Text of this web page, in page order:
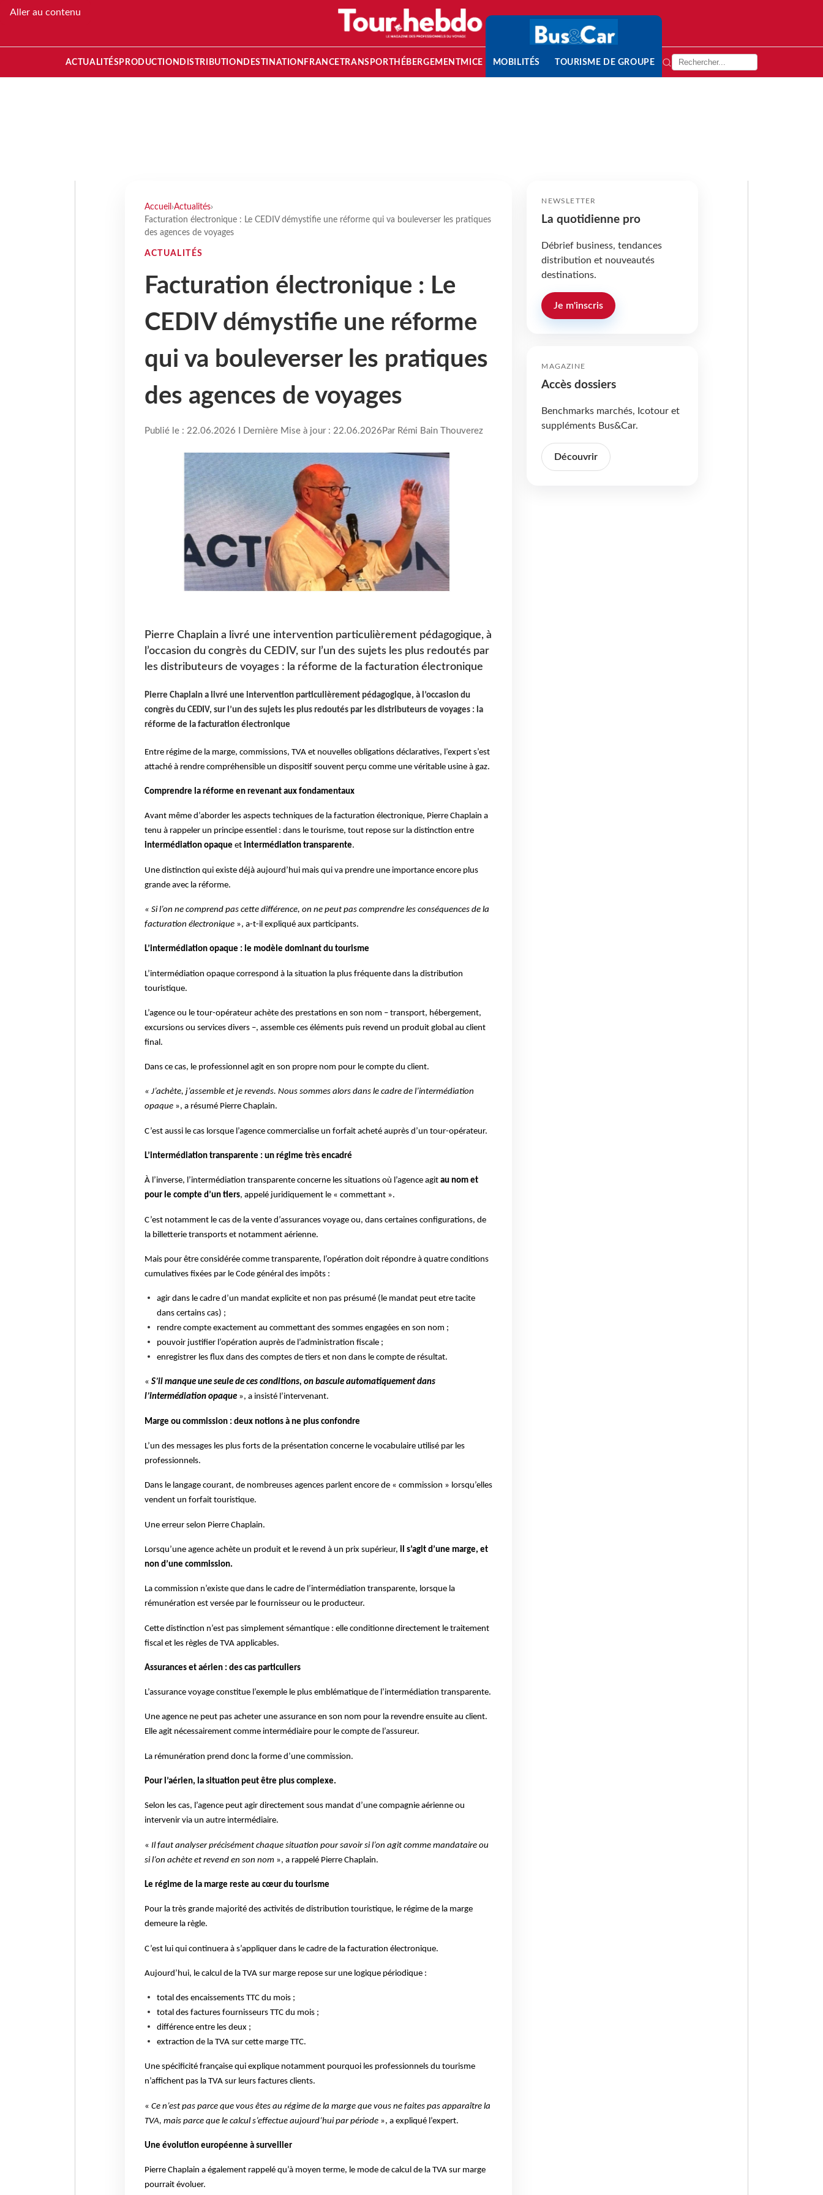
Aller au contenu
ACTUALITÉS PRODUCTION DISTRIBUTION DESTINATION FRANCETRANSPORT HÉBERGEMENTMICE MOBILITÉS TOURISME DE GROUPE
Accueil ›Actualités›
Facturation électronique : Le CEDIV démystifie une réforme qui va bouleverser les pratiques
des agences de voyages
ACTUALITÉS
Facturation électronique : Le
CEDIV démystifie une réforme
qui va bouleverser les pratiques
des agences de voyages
Publié le : 22.06.2026 I Dernière Mise à jour : 22.06.2026 Par Rémi Bain Thouverez
Pierre Chaplain a livré une intervention particulièrement pédagogique, à
l’occasion du congrès du CEDIV, sur l’un des sujets les plus redoutés par
les distributeurs de voyages : la réforme de la facturation électronique
Pierre Chaplain a livré une intervention particulièrement pédagogique, à l’occasion du
congrès du CEDIV, sur l’un des sujets les plus redoutés par les distributeurs de voyages : la
réforme de la facturation électronique
Entre régime de la marge, commissions, TVA et nouvelles obligations déclaratives, l’expert s’est
attaché à rendre compréhensible un dispositif souvent perçu comme une véritable usine à gaz.
Comprendre la réforme en revenant aux fondamentaux
Avant même d’aborder les aspects techniques de la facturation électronique, Pierre Chaplain a
tenu à rappeler un principe essentiel : dans le tourisme, tout repose sur la distinction entre
intermédiation opaque et intermédiation transparente.
Une distinction qui existe déjà aujourd’hui mais qui va prendre une importance encore plus
grande avec la réforme.
« Si l’on ne comprend pas cette différence, on ne peut pas comprendre les conséquences de la
facturation électronique», a-t-il expliqué aux participants.
L’intermédiation opaque : le modèle dominant du tourisme
L’intermédiation opaque correspond à la situation la plus fréquente dans la distribution
touristique.
L’agence ou le tour-opérateur achète des prestations en son nom – transport, hébergement,
excursions ou services divers –, assemble ces éléments puis revend un produit global au client
final.
Dans ce cas, le professionnel agit en son propre nom pour le compte du client.
« J’achète, j’assemble et je revends. Nous sommes alors dans le cadre de l’intermédiation
opaque», a résumé Pierre Chaplain.
C’est aussi le cas lorsque l’agence commercialise un forfait acheté auprès d’un tour-opérateur.
L’intermédiation transparente : un régime très encadré
À l’inverse, l’intermédiation transparente concerne les situations où l’agence agit au nom et
pour le compte d’un tiers, appelé juridiquement le « commettant ».
C’est notamment le cas de la vente d’assurances voyage ou, dans certaines configurations, de
la billetterie transports et notamment aérienne.
Mais pour être considérée comme transparente, l’opération doit répondre à quatre conditions
cumulatives fixées par le Code général des impôts :
agir dans le cadre d’un mandat explicite et non pas présumé (le mandat peut etre tacite
dans certains cas) ;
rendre compte exactement au commettant des sommes engagées en son nom ;
pouvoir justifier l’opération auprès de l’administration fiscale ;
enregistrer les flux dans des comptes de tiers et non dans le compte de résultat.
« S’il manque une seule de ces conditions, on bascule automatiquement dans
l’intermédiation opaque», a insisté l’intervenant.
Marge ou commission : deux notions à ne plus confondre
L’un des messages les plus forts de la présentation concerne le vocabulaire utilisé par les
professionnels.
Dans le langage courant, de nombreuses agences parlent encore de « commission » lorsqu’elles
vendent un forfait touristique.
Une erreur selon Pierre Chaplain.
Lorsqu’une agence achète un produit et le revend à un prix supérieur, il s’agit d’une marge, et
non d’une commission.
La commission n’existe que dans le cadre de l’intermédiation transparente, lorsque la
rémunération est versée par le fournisseur ou le producteur.
Cette distinction n’est pas simplement sémantique : elle conditionne directement le traitement
fiscal et les règles de TVA applicables.
Assurances et aérien : des cas particuliers
L’assurance voyage constitue l’exemple le plus emblématique de l’intermédiation transparente.
Une agence ne peut pas acheter une assurance en son nom pour la revendre ensuite au client.
Elle agit nécessairement comme intermédiaire pour le compte de l’assureur.
La rémunération prend donc la forme d’une commission.
Pour l’aérien, la situation peut être plus complexe.
Selon les cas, l’agence peut agir directement sous mandat d’une compagnie aérienne ou
intervenir via un autre intermédiaire.
« Il faut analyser précisément chaque situation pour savoir si l’on agit comme mandataire ou
si l’on achète et revend en son nom », a rappelé Pierre Chaplain.
Le régime de la marge reste au cœur du tourisme
Pour la très grande majorité des activités de distribution touristique, le régime de la marge
demeure la règle.
C’est lui qui continuera à s’appliquer dans le cadre de la facturation électronique.
Aujourd’hui, le calcul de la TVA sur marge repose sur une logique périodique :
total des encaissements TTC du mois ;
total des factures fournisseurs TTC du mois ;
différence entre les deux ;
extraction de la TVA sur cette marge TTC.
Une spécificité française qui explique notamment pourquoi les professionnels du tourisme
n’affichent pas la TVA sur leurs factures clients.
« Ce n’est pas parce que vous êtes au régime de la marge que vous ne faites pas apparaître la
TVA, mais parce que le calcul s’effectue aujourd’hui par période», a expliqué l’expert.
Une évolution européenne à surveiller
Pierre Chaplain a également rappelé qu’à moyen terme, le mode de calcul de la TVA sur marge
pourrait évoluer.
NEWSLETTER
La quotidienne pro
Débrief business, tendances
distribution et nouveautés
destinations.
Je m'inscris
MAGAZINE
Accès dossiers
Benchmarks marchés, Icotour et
suppléments Bus&Car.
Découvrir